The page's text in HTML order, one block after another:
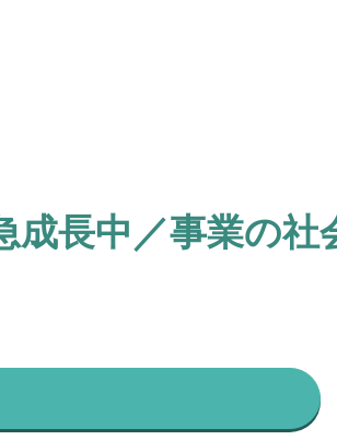
成長中／事業の社